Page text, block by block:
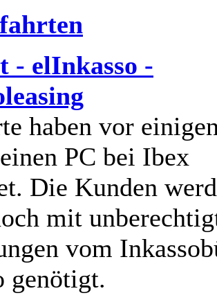
- elInkasso -
haben vor
PC bei Ibex
Die Kunden
mit
vom
genötigt.